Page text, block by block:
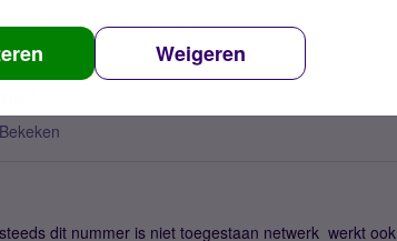
Weigeren
dit nummer is niet toegestaan netwerk werkt